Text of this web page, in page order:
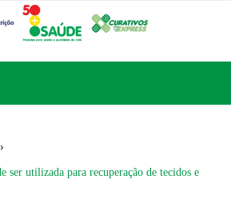
ser utilizada para recuperação de tecidos e